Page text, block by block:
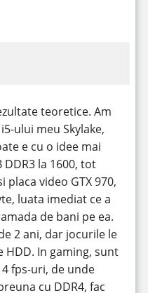
teoretice. Am
ului meu Skylake,
e cu o idee mai
la 1600, tot
placa video GTX 970,
luata imediat ce a
de bani pe ea.
2 ani, dar jocurile le
HDD. In gaming, sunt
fps-uri, de unde
cu DDR4, fac